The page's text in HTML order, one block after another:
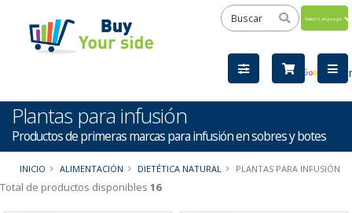
by
Plantas para infusión
Productos de primeras marcas para infusión en sobres y botes
INICIO ALIMENTACIÓN DIETÉTICA NATURAL PLANTAS PARA INFUSIÓN
Total de productos disponibles 16